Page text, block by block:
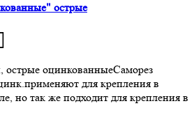
острые
острые оцинкованныеСаморез
для крепления в
но так же подходит для крепления в